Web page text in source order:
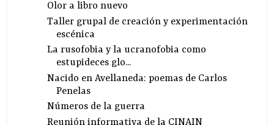
Olor a libro nuevo
Taller grupal de creación y experimentación
escénica
La rusofobia y la ucranofobia como
estupideces glo...
Nacido en Avellaneda: poemas de Carlos
Penelas
Números de la guerra
Reunión informativa de la CINAIN